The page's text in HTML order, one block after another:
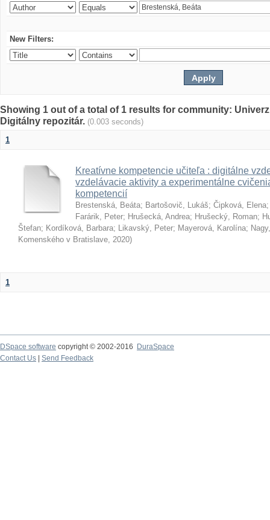
New Filters:
Showing 1 out of a total of 1 results for community:
Digitálny repozitár. (0.003 seconds)
1
Kreatívne kompetencie učiteľa : digitálne
vzdelávacie aktivity a experimentálne
kompetencií
Brestenská, Beáta; Bartošovič, Lukáš; Čipková, Elena
Farárik, Peter; Hrušecká, Andrea; Hrušecký, Roman;
Štefan; Kordíková, Barbara; Likavský, Peter; Mayerová, Karolína;
Komenského v Bratislave, 2020)
1
DSpace software copyright © 2002-2016
DuraSpace
Contact Us
Send Feedback